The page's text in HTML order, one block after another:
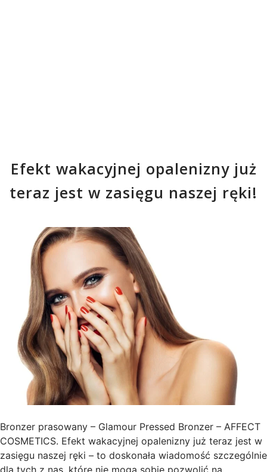
Efekt wakacyjnej opalenizny już
teraz jest w zasięgu naszej ręki!
Bronzer prasowany – Glamour Pressed Bronzer – AFFECT
COSMETICS. Efekt wakacyjnej opalenizny już teraz jest w
zasięgu naszej ręki – to doskonała wiadomość szczególnie